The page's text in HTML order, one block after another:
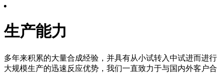
生产能力
多年来积累的大量合成经验，并具有从小试转入中试进而进行
大规模生产的迅速反应优势，我们一直致力于与国内外客户合